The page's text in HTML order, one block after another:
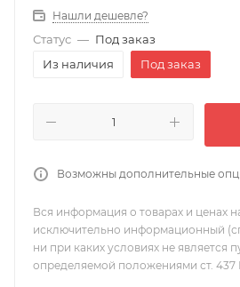
Нашли дешевле?
Статус — Под заказ
Из наличия
Под заказ
Возможны дополнительные
Вся информация о товарах и ценах
исключительно информационный
ни при каких условиях не является
определяемой положениями ст. 437